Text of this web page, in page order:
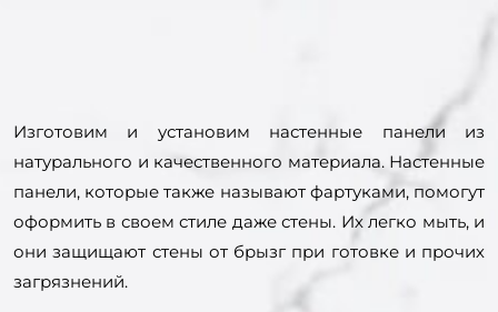
Изготовим и установим настенные панели из
натурального и качественного материала. Настенные
панели, которые также называют фартуками, помогут
оформить в своем стиле даже стены. Их легко мыть, и
они защищают стены от брызг при готовке и прочих
загрязнений.